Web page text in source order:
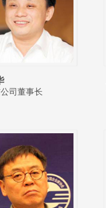
司董事长